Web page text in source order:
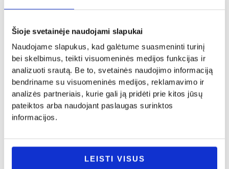
Šioje svetainėje naudojami slapukai
Naudojame slapukus, kad galėtume suasmeninti turinį
bei skelbimus, teikti visuomeninės medijos funkcijas ir
analizuoti srautą. Be to, svetainės naudojimo informaciją
bendriname su visuomeninės medijos, reklamavimo ir
analizės partneriais, kurie gali ją pridėti prie kitos jūsų
pateiktos arba naudojant paslaugas surinktos
informacijos.
LEISTI VISUS
Siuvinėtas rankšluostis „Krikšto
tėveliui”
14.00€
- PASIRINKITE
VARIANTĄ
Krikštynos
Kepurė „Krikšto tėtis”
9.00€
Į KREPŠELĮ